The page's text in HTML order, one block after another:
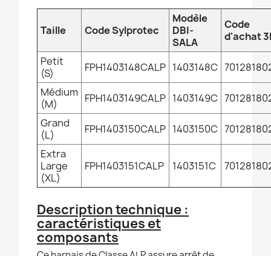
Taille Code Sylprotec
Modèle
DBI-
SALA
Code
d'achat
Petit
(S)
FPH1403148CALP 1403148C
Médium
(M)
FPH1403149CALP 1403149C
Grand
(L)
FPH1403150CALP 1403150C
Extra
Large
(XL)
FPH1403151CALP 1403151C
Description technique :
caractéristiques et
composants